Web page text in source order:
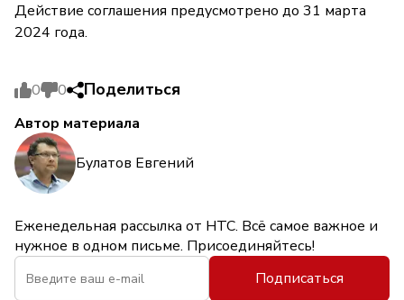
Действие соглашения предусмотрено до 31 марта
2024 года.
0 0 Поделиться
Автор материала
Булатов Евгений
Еженедельная рассылка от НТС. Всё самое важное и
нужное в одном письме. Присоединяйтесь!
Подписаться